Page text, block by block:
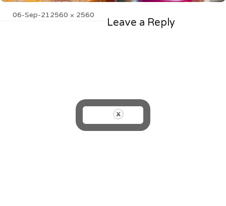
Posted
06-Sep-21Full
2560 × 2560
Leave a Reply